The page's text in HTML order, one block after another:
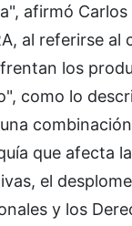
afirmó
al referirse al
los
como lo
que afecta
el
y los